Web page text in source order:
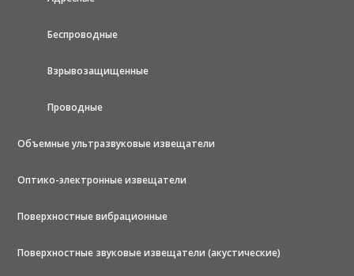
Беспроводные
Взрывозащищенные
Проводные
Объемные ультразвуковые извещатели
Оптико-электронные извещатели
Поверхностные вибрационные
Поверхностные звуковые извещатели (акустические)